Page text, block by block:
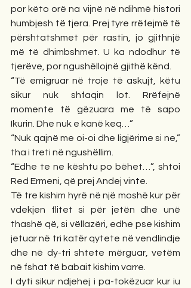
por këto orë na vijnë në ndihmë histori
humbjesh të tjera. Prej tyre rrëfejmë të
përshtatshmet për rastin, jo gjithnjë
më të dhimbshmet. U ka ndodhur të
tjerëve, por ngushëllojnë gjithë kënd.
“Të emigruar në troje të askujt, këtu
sikur nuk shfaqin lot. Rrëfejnë
momente të gëzuara me të sapo
Ikurin. Dhe nuk e kanë keq…”
“Nuk qajnë me oi-oi dhe ligjërime si ne,”
tha i treti në ngushëllim.
“Edhe te ne kështu po bëhet…”, shtoi
Red Ermeni, që prej Andej vinte.
Të tre kishim hyrë në një moshë kur për
vdekjen flitet si për jetën dhe unë
thashë që, si vëllazëri, edhe pse kishim
jetuar në tri katër qytete në vendlindje
dhe në dy-tri shtete mërguar, vetëm
në fshat të babait kishim varre.
I dyti sikur ndjehej i pa-tokëzuar kur iu